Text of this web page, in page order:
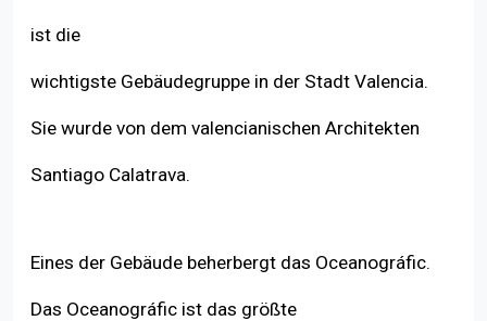
ist die
wichtigste Gebäudegruppe in der Stadt Valencia.
Sie wurde von dem valencianischen Architekten
Santiago Calatrava.
Eines der Gebäude beherbergt das Oceanográfic.
Das Oceanográfic ist das größte